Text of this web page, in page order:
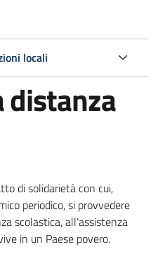
locali
distanza
di solidarietà con cui,
periodico, si provvedere
scolastica, all’assistenza
in un Paese povero.